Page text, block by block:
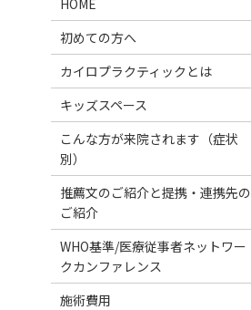
HOME
初めての方へ
カイロプラクティックとは
キッズスペース
こんな方が来院されます（症状
別）
推薦文のご紹介と提携・連携先の
ご紹介
WHO基準/医療従事者ネットワー
クカンファレンス
施術費用